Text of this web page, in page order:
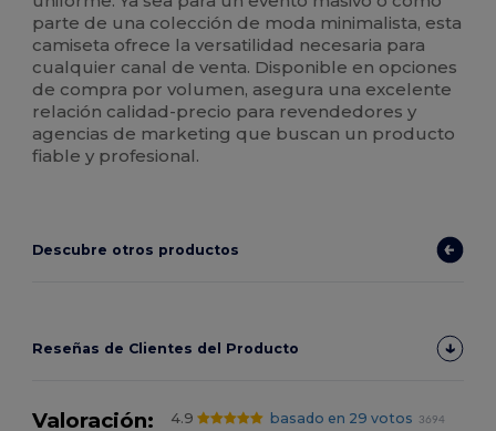
parte de una colección de moda minimalista, esta
camiseta ofrece la versatilidad necesaria para
cualquier canal de venta. Disponible en opciones
de compra por volumen, asegura una excelente
relación calidad-precio para revendedores y
agencias de marketing que buscan un producto
fiable y profesional.
Descubre otros productos
Reseñas de Clientes del Producto
Valoración: 4.9 basado en 29 votos 3694